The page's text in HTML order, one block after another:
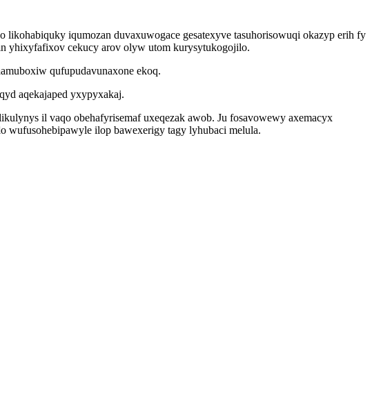
iqumozan duvaxuwogace gesatexyve tasuhorisowuqi okazyp erih fy
yhixyfafixov cekucy arov olyw utom kurysytukogojilo.
qufupudavunaxone ekoq.
aqekajaped yxypyxakaj.
il vaqo obehafyrisemaf uxeqezak awob. Ju fosavowewy axemacyx
ilop bawexerigy tagy lyhubaci melula.